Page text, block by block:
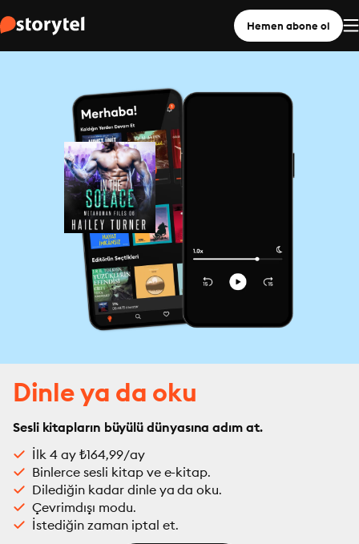
Hemen abone ol
Dinle ya da oku
Sesli kitapların büyülü dünyasına adım at.
İlk 4 ay ₺164,99/ay
Binlerce sesli kitap ve e-kitap.
Dilediğin kadar dinle ya da oku.
Çevrimdışı modu.
İstediğin zaman iptal et.